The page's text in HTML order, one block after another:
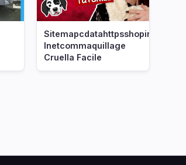
Sitemapcdatahttpsshopinf
Inetcommaquillage
Cruella Facile